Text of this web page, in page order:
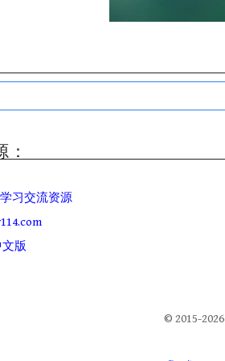
习交流资源
版
© 2015-2026